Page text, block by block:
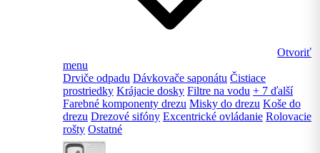
Otvoriť
menu
Drviče odpadu Dávkovače saponátu Čistiace
prostriedky Krájacie dosky Filtre na vodu + 7 ďalší
Farebné komponenty drezu Misky do drezu Koše do
drezu Drezové sifóny Excentrické ovládanie Rolovacie
rošty Ostatné